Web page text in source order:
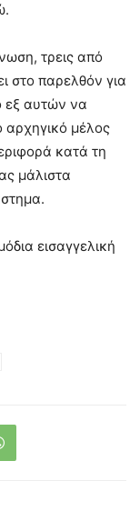
τρεις από
στο παρελθόν για
εξ αυτών να
αρχηγικό μέλος
κατά τη
μάλιστα
εισαγγελική